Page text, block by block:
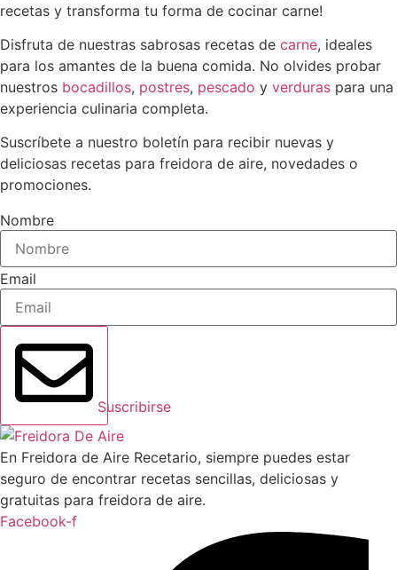
recetas y transforma tu forma de cocinar carne!
Disfruta de nuestras sabrosas recetas de carne, ideales
para los amantes de la buena comida. No olvides probar
nuestros bocadillos, postres, pescado y verduras para una
experiencia culinaria completa.
Suscríbete a nuestro boletín para recibir nuevas y
deliciosas recetas para freidora de aire, novedades o
promociones.
Nombre
Email
Suscribirse
En Freidora de Aire Recetario, siempre puedes estar
seguro de encontrar recetas sencillas, deliciosas y
gratuitas para freidora de aire.
Facebook-f